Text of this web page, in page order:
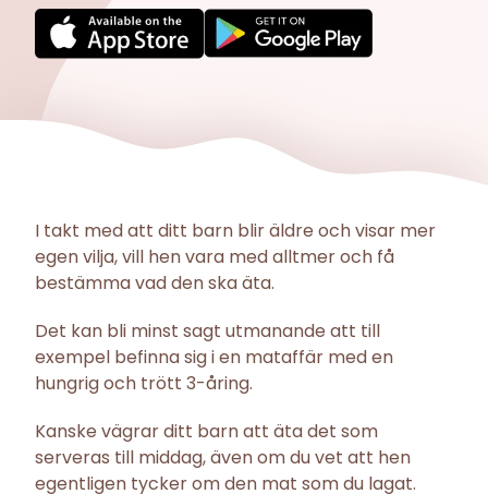
I takt med att ditt barn blir äldre och visar mer
egen vilja, vill hen vara med alltmer och få
bestämma vad den ska äta.
Det kan bli minst sagt utmanande att till
exempel befinna sig i en mataffär med en
hungrig och trött 3-åring.
Kanske vägrar ditt barn att äta det som
serveras till middag, även om du vet att hen
egentligen tycker om den mat som du lagat.